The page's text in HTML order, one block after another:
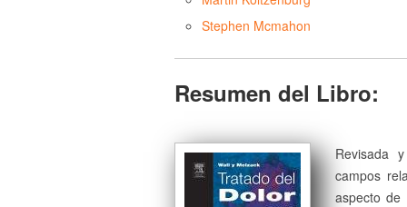
Stephen Mcmahon
Resumen del Libro:
Revisada
campos
aspecto de